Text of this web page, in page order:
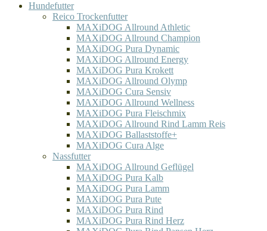
Hundefutter
Reico Trockenfutter
MAXiDOG Allround Athletic
MAXiDOG Allround Champion
MAXiDOG Pura Dynamic
MAXiDOG Allround Energy
MAXiDOG Pura Krokett
MAXiDOG Allround Olymp
MAXiDOG Cura Sensiv
MAXiDOG Allround Wellness
MAXiDOG Pura Fleischmix
MAXiDOG Allround Rind Lamm Reis
MAXiDOG Ballaststoffe+
MAXiDOG Cura Alge
Nassfutter
MAXiDOG Allround Geflügel
MAXiDOG Pura Kalb
MAXiDOG Pura Lamm
MAXiDOG Pura Pute
MAXiDOG Pura Rind
MAXiDOG Pura Rind Herz